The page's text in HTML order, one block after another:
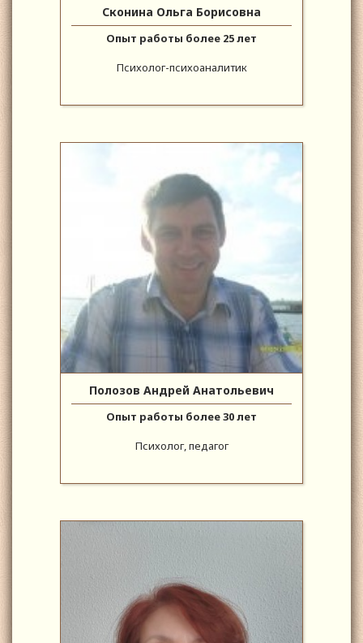
Сконина Ольга Борисовна
Опыт работы более 25 лет
Психолог-психоаналитик
Полозов Андрей Анатольевич
Опыт работы более 30 лет
Психолог, педагог